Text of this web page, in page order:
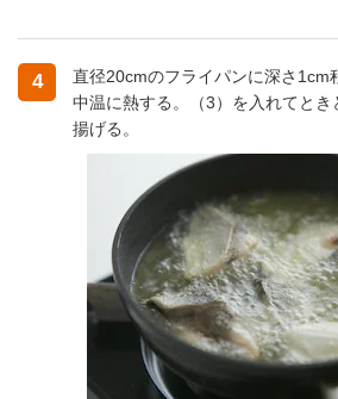
4
直径20cmのフライパンに深さ1cm
中温に熱する。（3）を入れてと
揚げる。